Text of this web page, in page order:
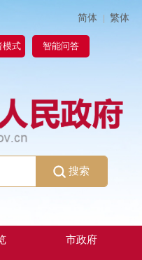
简体 | 繁体
模式 智能问答
搜索
市政府